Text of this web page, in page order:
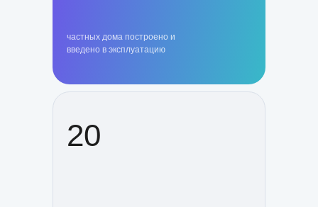
20
частных дома построено и
введено в эксплуатацию